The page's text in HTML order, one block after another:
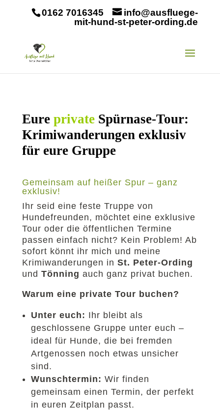
0162 7016345
info@ausfluege-
mit-hund-st-peter-ording.de
Eure privateSpürnase-Tour:
Krimiwanderungen exklusiv
für eure Gruppe
Gemeinsam auf heißer Spur – ganz
exklusiv!
Ihr seid eine feste Truppe von
Hundefreunden, möchtet eine exklusive
Tour oder die öffentlichen Termine
passen einfach nicht? Kein Problem! Ab
sofort könnt ihr mich und meine
Krimiwanderungen in St. Peter-Ording
und Tönning auch ganz privat buchen.
Warum eine private Tour buchen?
Unter euch: Ihr bleibt als
geschlossene Gruppe unter euch –
ideal für Hunde, die bei fremden
Artgenossen noch etwas unsicher
sind.
Wunschtermin: Wir finden
gemeinsam einen Termin, der perfekt
in euren Zeitplan passt.